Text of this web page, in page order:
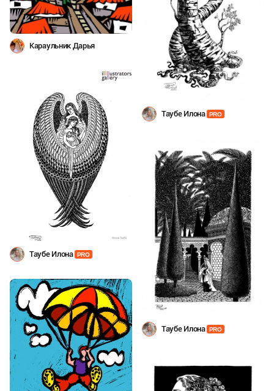
Караульник Дарья
Таубе Илона PRO
Таубе Илона PRO
Таубе Илона PRO